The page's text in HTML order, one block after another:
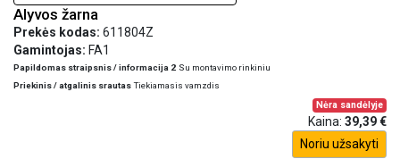
Alyvos žarna
Prekės kodas: 611804Z
Gamintojas: FA1
Papildomas straipsnis / informacija 2 Su montavimo rinkiniu
Priekinis / atgalinis srautas Tiekiamasis vamzdis
Nėra sandėlyje
Kaina: 39,39 €
Noriu užsakyti